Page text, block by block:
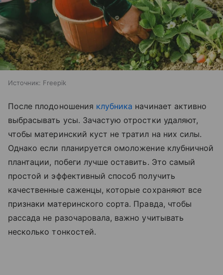
Источник: Freepik
После плодоношения клубника начинает активно
выбрасывать усы. Зачастую отростки удаляют,
чтобы материнский куст не тратил на них силы.
Однако если планируется омоложение клубничной
плантации, побеги лучше оставить. Это самый
простой и эффективный способ получить
качественные саженцы, которые сохраняют все
признаки материнского сорта. Правда, чтобы
рассада не разочаровала, важно учитывать
несколько тонкостей.